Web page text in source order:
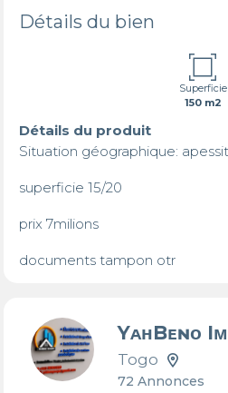
Détails du bien
Superficie
150 m2
Détails du produit
Situation géographique:
superficie 15/20
prix 7milions
documents tampon otr
YᴀʜBᴇɴᴏ
Togo
72 Annonces